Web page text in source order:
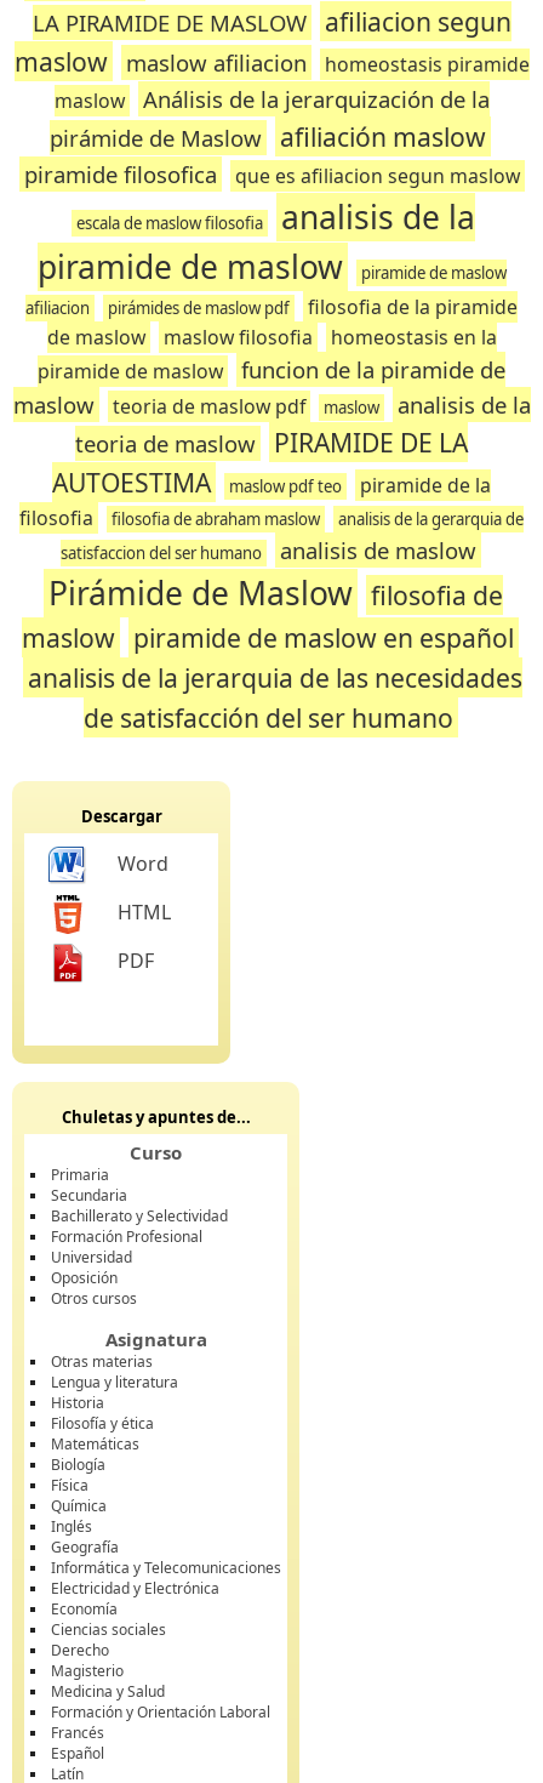
LA PIRAMIDE DE MASLOW
afiliacion segun
maslow
maslow afiliacion
homeostasis piramide
maslow
Análisis de la jerarquización de la
pirámide de Maslow
afiliación maslow
piramide filosofica que es afiliacion segun maslow
escala de maslow filosofia
analisis de la
piramide de maslow
piramide de maslow
afiliacion
pirámides de maslow pdf
filosofia de la piramide
de maslow
maslow filosofia
homeostasis en la
piramide de maslow
funcion de la piramide de
maslow
teoria de maslow pdf maslow
analisis de la
teoria de maslow
PIRAMIDE DE LA
AUTOESTIMA
maslow pdf teo
piramide de la
filosofia
filosofia de abraham maslow
analisis de la gerarquia de
satisfaccion del ser humano
analisis de maslow
Pirámide de Maslow filosofia de
maslow piramide de maslow en español
analisis de la jerarquia de las necesidades
de satisfacción del ser humano
Descargar
Word
HTML
PDF
Chuletas y apuntes de...
Curso
Primaria
Secundaria
Bachillerato y Selectividad
Formación Profesional
Universidad
Oposición
Otros cursos
Asignatura
Otras materias
Lengua y literatura
Historia
Filosofía y ética
Matemáticas
Biología
Física
Química
Inglés
Geografía
Informática y Telecomunicaciones
Electricidad y Electrónica
Economía
Ciencias sociales
Derecho
Magisterio
Medicina y Salud
Formación y Orientación Laboral
Francés
Español
Latín